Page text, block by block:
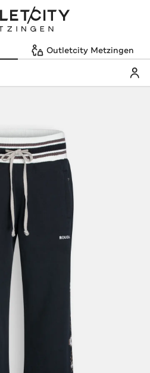
Outletcity Metzingen